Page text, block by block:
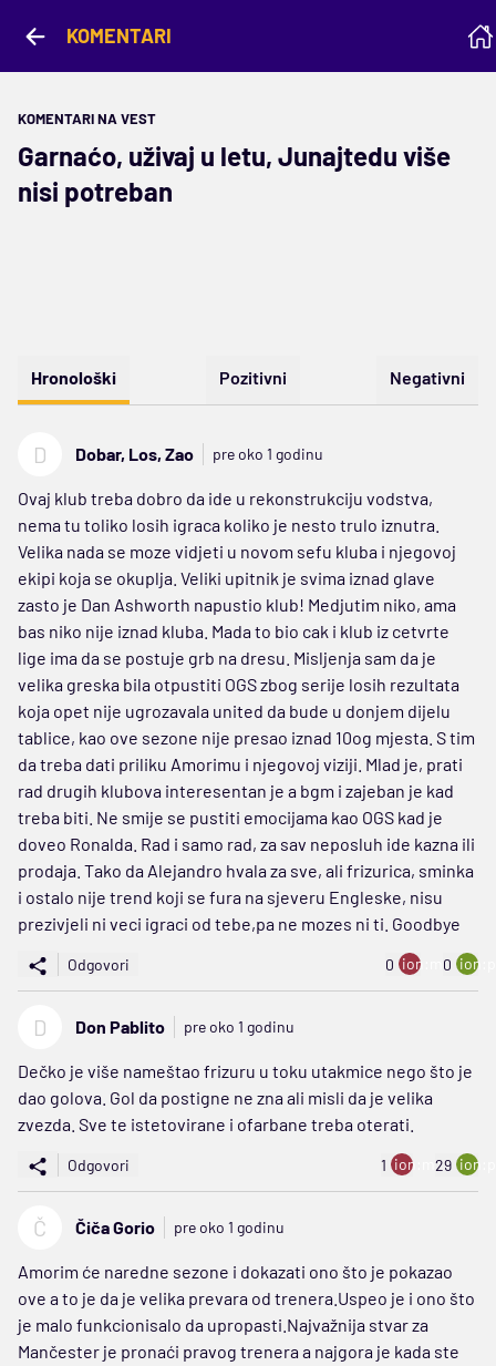
KOMENTARI
KOMENTARI NA VEST
Garnaćo, uživaj u letu, Junajtedu više
nisi potreban
Hronološki Pozitivni Negativni
D Dobar, Los, Zao pre oko 1 godinu
Ovaj klub treba dobro da ide u rekonstrukciju vodstva,
nema tu toliko losih igraca koliko je nesto trulo iznutra.
Velika nada se moze vidjeti u novom sefu kluba i njegovoj
ekipi koja se okuplja. Veliki upitnik je svima iznad glave
zasto je Dan Ashworth napustio klub! Medjutim niko, ama
bas niko nije iznad kluba. Mada to bio cak i klub iz cetvrte
lige ima da se postuje grb na dresu. Misljenja sam da je
velika greska bila otpustiti OGS zbog serije losih rezultata
koja opet nije ugrozavala united da bude u donjem dijelu
tablice, kao ove sezone nije presao iznad 10og mjesta. S tim
da treba dati priliku Amorimu i njegovoj viziji. Mlad je, prati
rad drugih klubova interesentan je a bgm i zajeban je kad
treba biti. Ne smije se pustiti emocijama kao OGS kad je
doveo Ronalda. Rad i samo rad, za sav neposluh ide kazna ili
prodaja. Tako da Alejandro hvala za sve, ali frizurica, sminka
i ostalo nije trend koji se fura na sjeveru Engleske, nisu
prezivjeli ni veci igraci od tebe,pa ne mozes ni ti. Goodbye
Odgovori 0 ion:minus
0
D Don Pablito pre oko 1 godinu
Dečko je više nameštao frizuru u toku utakmice nego što je
dao golova. Gol da postigne ne zna ali misli da je velika
zvezda. Sve te istetovirane i ofarbane treba oterati.
Odgovori 1 ion:minus
29
Č Čiča Gorio pre oko 1 godinu
Amorim će naredne sezone i dokazati ono što je pokazao
ove a to je da je velika prevara od trenera.Uspeo je i ono što
je malo funkcionisalo da upropasti.Najvažnija stvar za
Mančester je pronaći pravog trenera a najgora je kada ste